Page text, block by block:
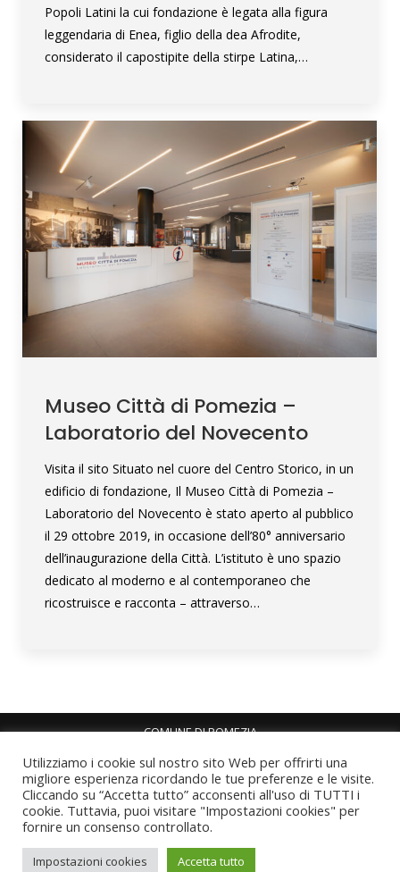
Popoli Latini la cui fondazione è legata alla figura
leggendaria di Enea, figlio della dea Afrodite,
considerato il capostipite della stirpe Latina,…
Museo Città di Pomezia –
Laboratorio del Novecento
Visita il sito Situato nel cuore del Centro Storico, in un
edificio di fondazione, Il Museo Città di Pomezia –
Laboratorio del Novecento è stato aperto al pubblico
il 29 ottobre 2019, in occasione dell’80° anniversario
dell’inaugurazione della Città. L’istituto è uno spazio
dedicato al moderno e al contemporaneo che
ricostruisce e racconta – attraverso…
COMUNE DI POMEZIA
P.I. 01040151001 - C.F. 02298490588
Tel. 06 911461 - Fax 06 91146529 -
protocollo@pec.comune.pomezia.rm.it
Sito istituzionale Comune di Pomezia
Privacy policy
Utilizziamo i cookie sul nostro sito Web per offrirti una
migliore esperienza ricordando le tue preferenze e le visite.
Cliccando su “Accetta tutto” acconsenti all'uso di TUTTI i
cookie. Tuttavia, puoi visitare "Impostazioni cookies" per
fornire un consenso controllato.
Impostazioni cookies Accetta tutto